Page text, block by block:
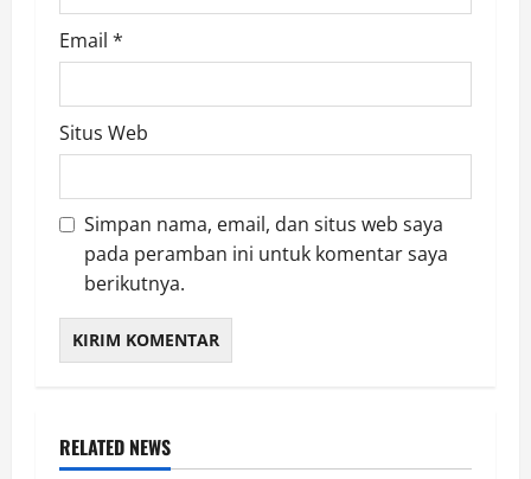
Email *
Situs Web
Simpan nama, email, dan situs web saya
pada peramban ini untuk komentar saya
berikutnya.
RELATED NEWS